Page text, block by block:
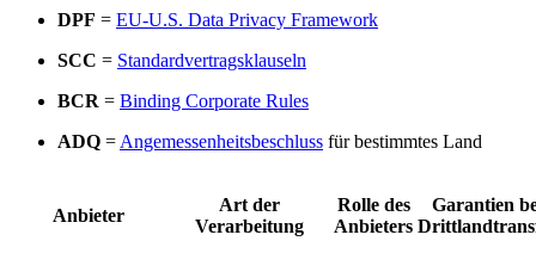
DPF = EU-U.S. Data Privacy Framework
SCC = Standardvertragsklauseln
BCR = Binding Corporate Rules
ADQ = Angemessenheitsbeschluss für bestimmtes Land
Anbieter
Art der
Verarbeitung
Rolle des
Anbieters
Garantien